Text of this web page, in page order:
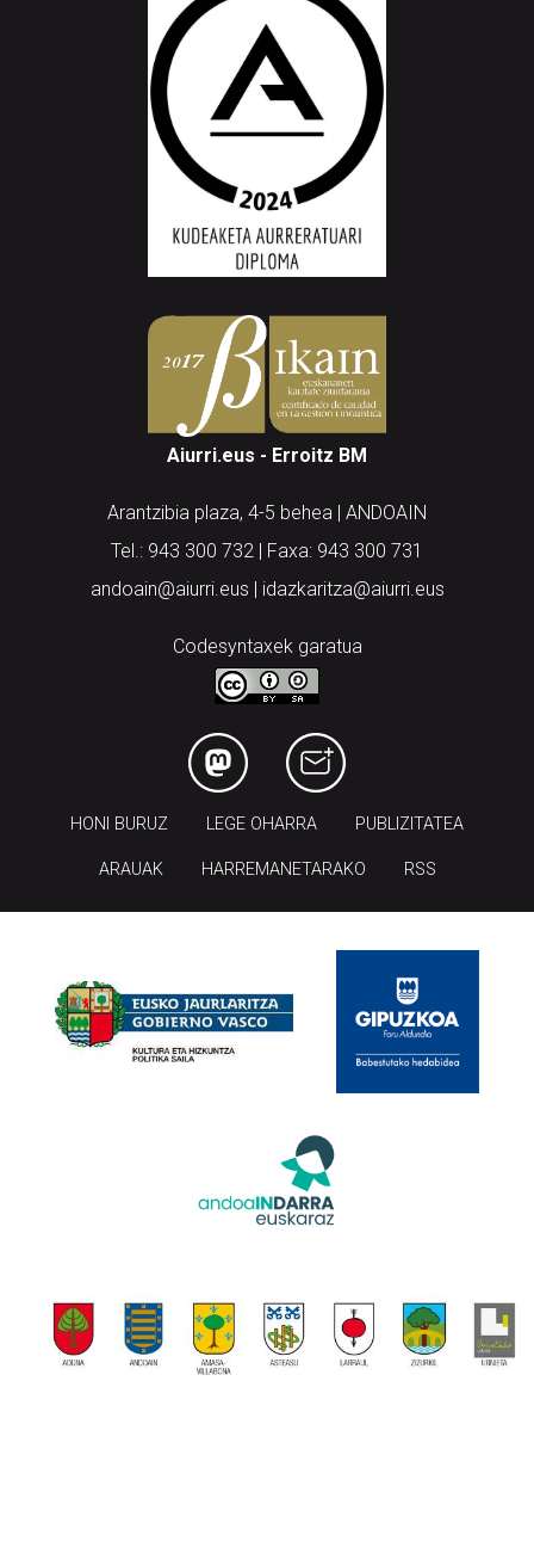
Aiurri.eus - Erroitz BM
Arantzibia plaza, 4-5 behea | ANDOAIN
Tel.: 943 300 732 | Faxa: 943 300 731
andoain@aiurri.eus | idazkaritza@aiurri.eus
Codesyntaxek garatua
HONI BURUZ LEGE OHARRA PUBLIZITATEA
ARAUAK HARREMANETARAKO RSS